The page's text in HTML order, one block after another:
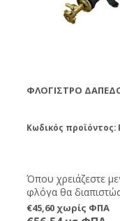
ΦΛΌΓΙΣΤΡΟ
Κωδικός προϊόντος:
Όπου χρειάζεστε
φλόγα θα
φλόγιστρο που
€45,60 χωρίς ΦΠΑ